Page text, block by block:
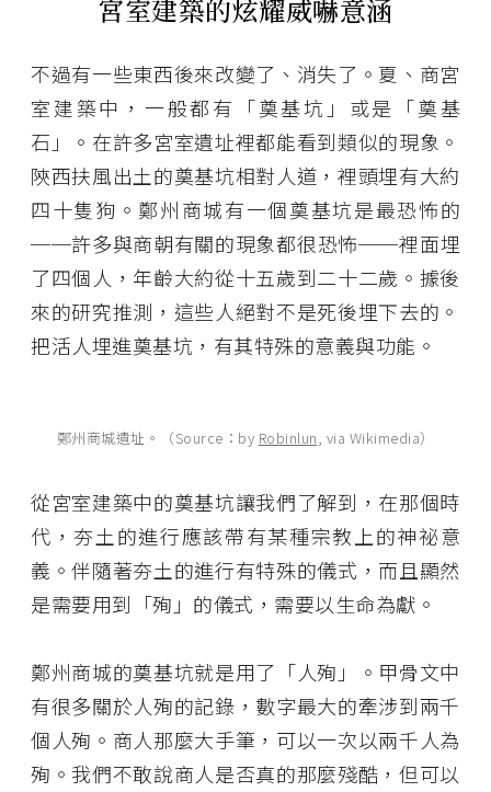
宮室建築的炫耀威嚇意涵
不過有一些東西後來改變了、消失了。夏、商宮
室建築中，一般都有「奠基坑」或是「奠基
石」。在許多宮室遺址裡都能看到類似的現象。
陝西扶風出土的奠基坑相對人道，裡頭埋有大約
四十隻狗。鄭州商城有一個奠基坑是最恐怖的
──許多與商朝有關的現象都很恐怖──裡面埋
了四個人，年齡大約從十五歲到二十二歲。據後
來的研究推測，這些人絕對不是死後埋下去的。
把活人埋進奠基坑，有其特殊的意義與功能。
鄭州商城遺址。（Source：by Robinlun, via Wikimedia）
從宮室建築中的奠基坑讓我們了解到，在那個時
代，夯土的進行應該帶有某種宗教上的神祕意
義。伴隨著夯土的進行有特殊的儀式，而且顯然
是需要用到「殉」的儀式，需要以生命為獻。
鄭州商城的奠基坑就是用了「人殉」。甲骨文中
有很多關於人殉的記錄，數字最大的牽涉到兩千
個人殉。商人那麼大手筆，可以一次以兩千人為
殉。我們不敢說商人是否真的那麼殘酷，但可以